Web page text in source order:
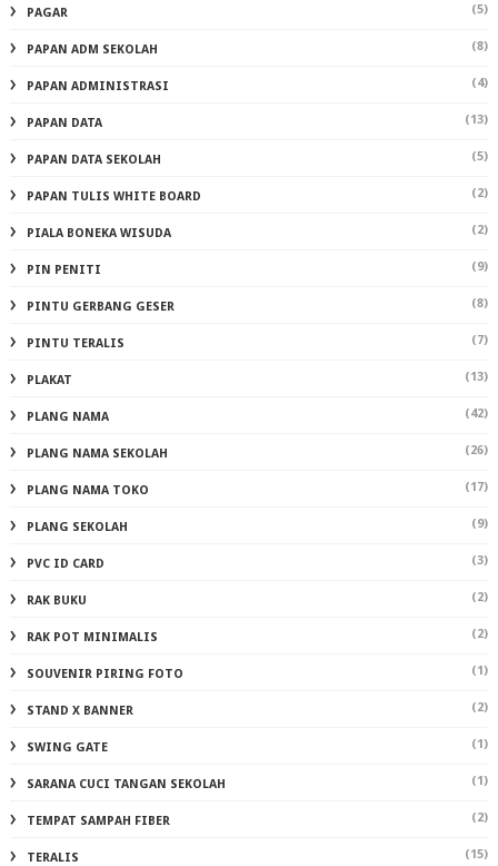
PAGAR (5)
PAPAN ADM SEKOLAH (8)
PAPAN ADMINISTRASI (4)
PAPAN DATA (13)
PAPAN DATA SEKOLAH (5)
PAPAN TULIS WHITE BOARD (2)
PIALA BONEKA WISUDA (2)
PIN PENITI (9)
PINTU GERBANG GESER (8)
PINTU TERALIS (7)
PLAKAT (13)
PLANG NAMA (42)
PLANG NAMA SEKOLAH (26)
PLANG NAMA TOKO (17)
PLANG SEKOLAH (9)
PVC ID CARD (3)
RAK BUKU (2)
RAK POT MINIMALIS (2)
SOUVENIR PIRING FOTO (1)
STAND X BANNER (2)
SWING GATE (1)
SARANA CUCI TANGAN SEKOLAH (1)
TEMPAT SAMPAH FIBER (2)
TERALIS (15)